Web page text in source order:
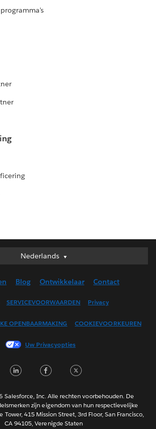
Nederlands
Nederlands
English (UK)
Français (Canada)
Français (France)
日本語
Português
Svenska
ไทย
Blog Ontwikkelaar Contact
SERVICEVOORWAARDEN Privacy
OPENBAARMAKING COOKIEVOORKEUREN
Uw Privacyopties
LinkedInFacebook
Salesforce, Inc. Alle rechten voorbehouden. De
zijn eigendom van hun respectievelijke
Tower, 415 Mission Street, 3rd Floor, San Francisco,
CA 94105, Verenigde Staten